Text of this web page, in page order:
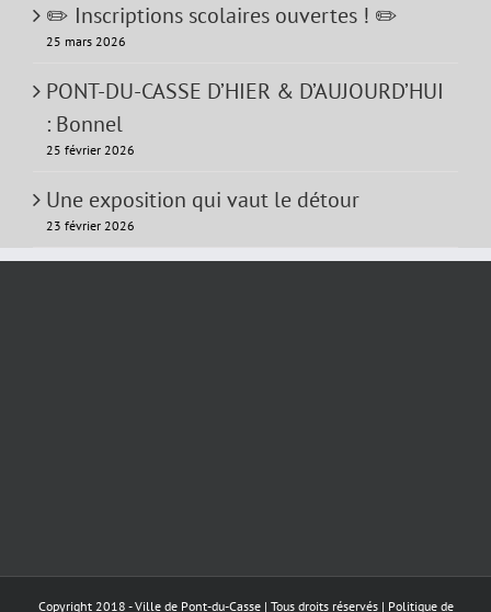
✏️ Inscriptions scolaires ouvertes ! ✏️
25 mars 2026
PONT-DU-CASSE D’HIER & D’AUJOURD’HUI
: Bonnel
25 février 2026
Une exposition qui vaut le détour
23 février 2026
Copyright 2018 - Ville de Pont-du-Casse | Tous droits réservés | Politique de